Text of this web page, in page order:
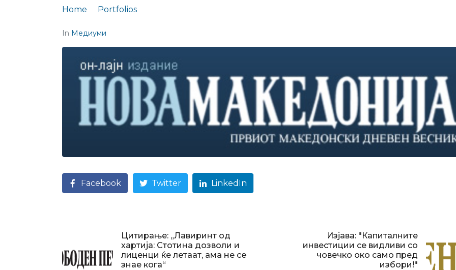
Home Portfolios
In Медиуми
Facebook Twitter LinkedIn
Цитирање: „Лавиринт од
хартија: Стотина дозволи и
лиценци ќе летаат, ама не се
знае кога“
Изјава: "Капиталните
инвестиции се видливи со
човечко око само пред
избори!"